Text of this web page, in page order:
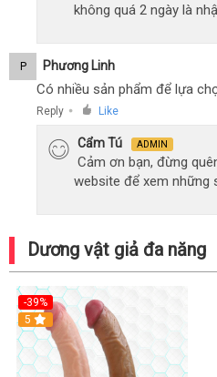
không quá 2 ngày là
P Phương Linh
Có nhiều sản phẩm để lựa
Reply ● Like
Cẩm Tú ADMIN
Cảm ơn bạn, đừng
website để xem những
Dương vật giả đa năng
-39%
Hot
5